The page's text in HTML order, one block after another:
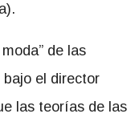
de las
el director
las teorías de las